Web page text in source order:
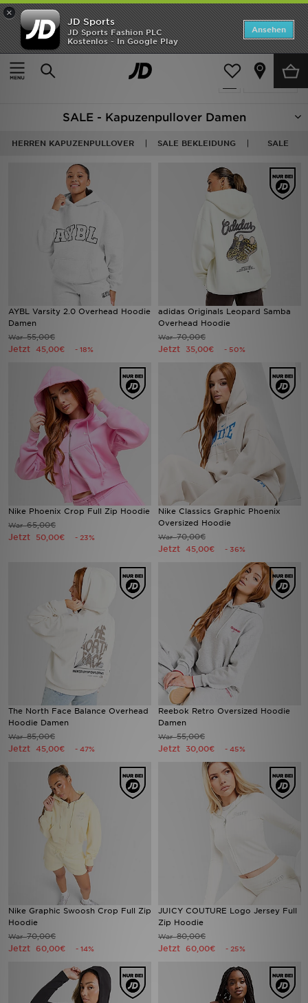
×
JD Sports
JD Sports Fashion PLC
Kostenlos - In Google Play
Ansehen
Startseite
Frauen Frauenkleidung Kapuzenpullover
verfeinern
54 Produkte
SALE - Kapuzenpullover Damen
HERREN KAPUZENPULLOVER SALE BEKLEIDUNG SALE
AYBL Varsity 2.0 Overhead Hoodie
Damen
War55,00€
Jetzt 45,00€ - 18%
adidas Originals Leopard Samba
Overhead Hoodie
War70,00€
Jetzt 35,00€ - 50%
Nike Phoenix Crop Full Zip Hoodie
War65,00€
Jetzt 50,00€ - 23%
Nike Classics Graphic Phoenix
Oversized Hoodie
War70,00€
Jetzt 45,00€ - 36%
The North Face Balance Overhead
Hoodie Damen
War85,00€
Jetzt 45,00€ - 47%
Reebok Retro Oversized Hoodie
Damen
War55,00€
Jetzt 30,00€ - 45%
Nike Graphic Swoosh Crop Full Zip
Hoodie
War70,00€
Jetzt 60,00€ - 14%
JUICY COUTURE Logo Jersey Full
Zip Hoodie
War80,00€
Jetzt 60,00€ - 25%
Startseite
ANGEBOTE
Herren
Bestsellers
Fußball
Sport
Geschenkkarte
Filialfinder
Mein JD
Meine Nachrichten
Bestellverfolgung
Trending Styles